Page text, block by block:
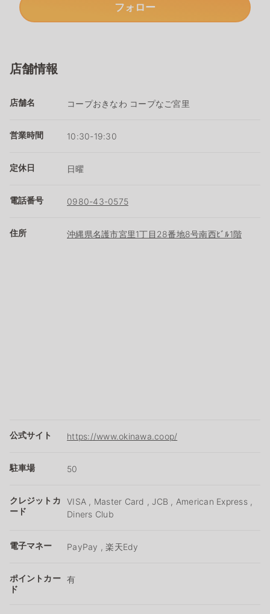
フォロー
店舗情報
店舗名 コープおきなわ コープなご宮里
営業時間 10:30-19:30
定休日 日曜
電話番号 0980-43-0575
住所 沖縄県名護市宮里1丁目28番地8号南西ﾋﾞﾙ1階
公式サイト https://www.okinawa.coop/
駐車場 50
クレジットカ
ード
VISA , Master Card , JCB , American Express ,
Diners Club
電子マネー PayPay , 楽天Edy
ポイントカー
ド
有